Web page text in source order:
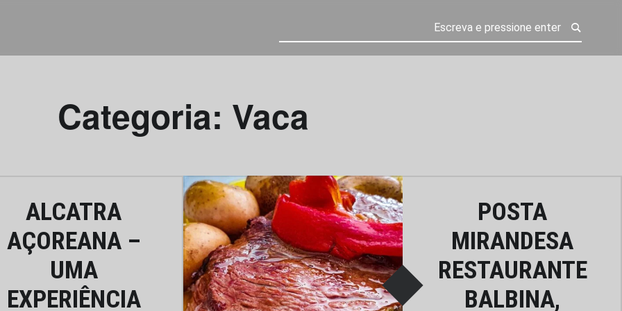
Categoria: Vaca
ALCATRA
AÇOREANA –
UMA
EXPERIÊNCIA
POSTA
MIRANDESA
RESTAURANTE
BALBINA,